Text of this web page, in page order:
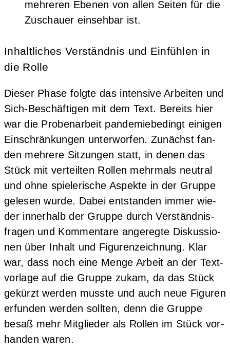
meh­re­ren Ebe­nen von allen Sei­ten für die
Zuschau­er ein­seh­bar ist.
Inhaltliches Verständnis und Einfühlen in
die Rolle
Die­ser Pha­se folg­te das inten­si­ve Arbei­ten und
Sich-Beschäf­ti­gen mit dem Text. Bereits hier
war die Pro­ben­ar­beit pan­de­mie­be­dingt eini­gen
Ein­schrän­kun­gen unter­wor­fen. Zunächst fan­
den meh­re­re Sit­zun­gen statt, in denen das
Stück mit ver­teil­ten Rol­len mehr­mals neu­tral
und ohne spie­le­ri­sche Aspek­te in der Grup­pe
gele­sen wur­de. Dabei ent­stan­den immer wie­
der inner­halb der Grup­pe durch Ver­ständ­nis­
fra­gen und Kom­men­ta­re ange­reg­te Dis­kus­sio­
nen über Inhalt und Figu­ren­zeich­nung. Klar
war, dass noch eine Men­ge Arbeit an der Text­
vor­la­ge auf die Grup­pe zukam, da das Stück
gekürzt wer­den muss­te und auch neue Figu­ren
erfun­den wer­den soll­ten, denn die Grup­pe
besaß mehr Mit­glie­der als Rol­len im Stück vor­
han­den waren.